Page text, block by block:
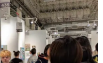
在騙？ 精神科醫